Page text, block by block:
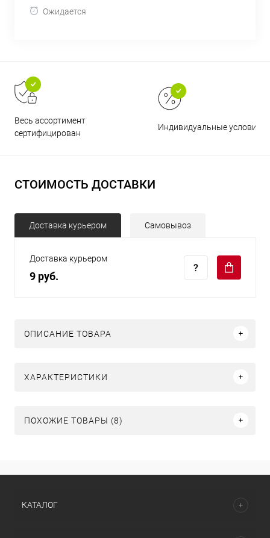
Ожидается
Весь ассортимент
сертифицирован
Индивидуальные условия
СТОИМОСТЬ ДОСТАВКИ
Доставка курьером Самовывоз
Доставка курьером
9 руб.
ОПИСАНИЕ ТОВАРА
ХАРАКТЕРИСТИКИ
ПОХОЖИЕ ТОВАРЫ (8)
КАТАЛОГ